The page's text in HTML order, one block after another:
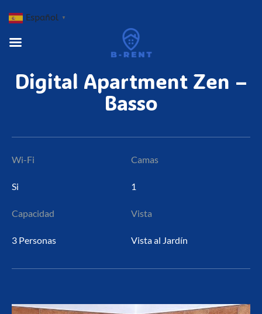
Digital Apartment Zen –
Basso
Wi-Fi
Si
Camas
1
Capacidad
3 Personas
Vista
Vista al Jardín
Español ▼